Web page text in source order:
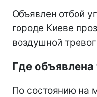
Объявлен отбой
городе Киеве
воздушной
Где объявлена
По состоянию на